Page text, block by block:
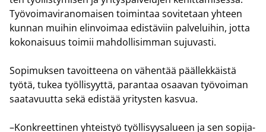
Työ­voi­ma­vi­ran­omai­sen toi­min­taa so­vi­te­taan yh­teen
kun­nan mui­hin elin­voi­maa edis­tä­viin pal­ve­lui­hin, jotta
ko­ko­nai­suus toi­mii mah­dol­li­sim­man su­ju­vas­ti.
So­pi­muk­sen ta­voit­tee­na on vä­hen­tää pääl­lek­käis­tä
työtä, tukea työl­li­syyt­tä, pa­ran­taa osaa­van työ­voi­man
saa­ta­vuut­ta sekä edis­tää yri­tys­ten kas­vua.
–Kon­kreet­ti­nen yh­teis­työ työl­li­syy­sa­lu­een ja sen so­pi­ja­